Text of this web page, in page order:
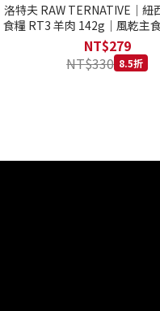
洛特夫 RAW TERNATIVE｜紐
食糧 RT3 羊肉 142g｜風乾主
齡犬 狗飼料
NT$279
NT$330 8.5折